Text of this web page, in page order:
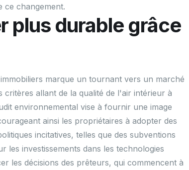
ce changement.
plus durable grâce
marque un tournant vers un marché
allant de la qualité de l'air intérieur à
environnemental vise à fournir une image
ainsi les propriétaires à adopter des
incitatives, telles que des subventions
les investissements dans les technologies
les décisions des prêteurs, qui commencent à